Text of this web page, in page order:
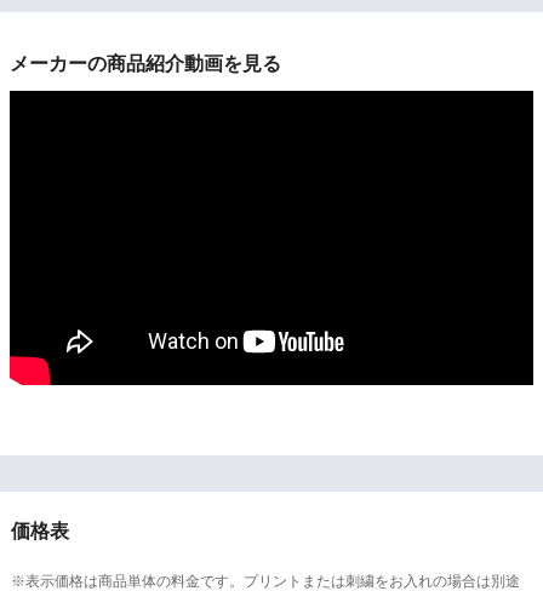
メーカーの商品紹介動画を見る
価格表
※表示価格は商品単体の料金です。プリントまたは刺繍をお入れの場合は別途